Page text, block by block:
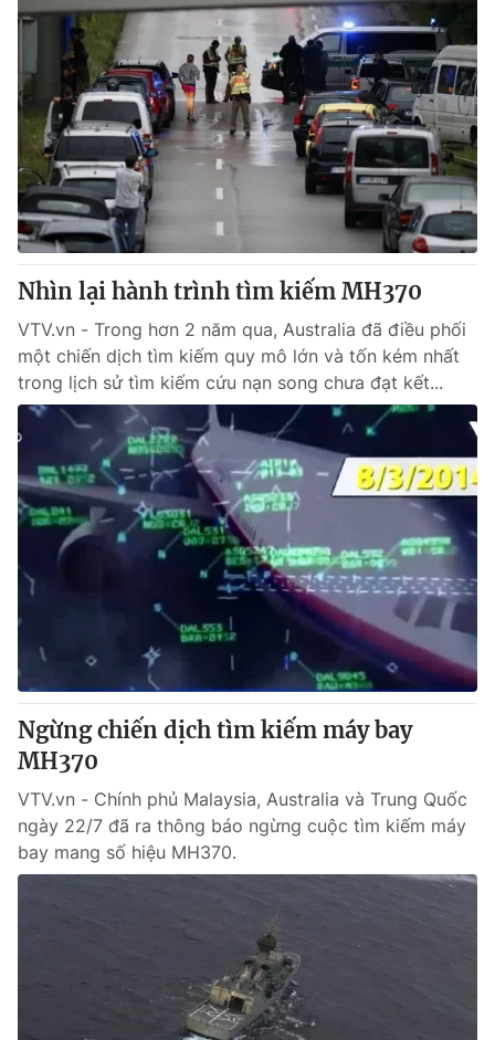
Nhìn lại hành trình tìm kiếm MH370
VTV.vn - Trong hơn 2 năm qua, Australia đã điều phối
một chiến dịch tìm kiếm quy mô lớn và tốn kém nhất
trong lịch sử tìm kiếm cứu nạn song chưa đạt kết...
Ngừng chiến dịch tìm kiếm máy bay
MH370
VTV.vn - Chính phủ Malaysia, Australia và Trung Quốc
ngày 22/7 đã ra thông báo ngừng cuộc tìm kiếm máy
bay mang số hiệu MH370.